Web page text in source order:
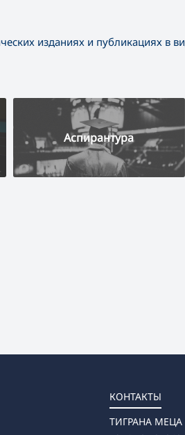
изданиях и публикациях в
Аспирантура
КОНТАКТЫ
ТИГРАНА МЕЦА